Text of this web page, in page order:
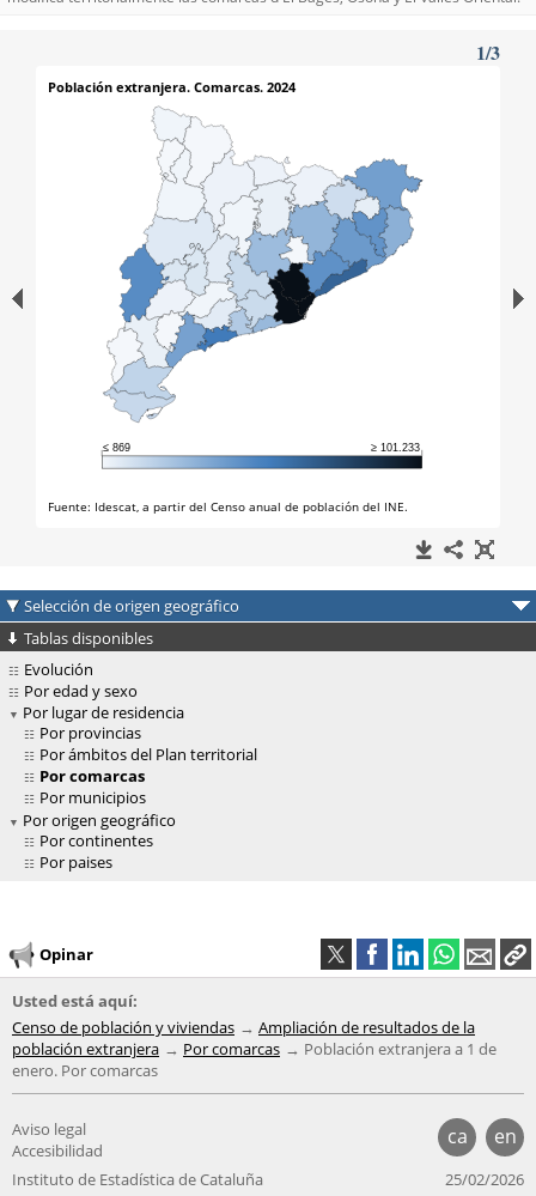
Selección de origen geográfico
Tablas disponibles
Evolución
Por edad y sexo
Por lugar de residencia
Por provincias
Por ámbitos del Plan territorial
Por comarcas
Por municipios
Por origen geográfico
Por continentes
Por paises
Opinar
Usted está aquí:
Censo de población y viviendas
Ampliación de resultados de la
población extranjera
Por comarcas
Población extranjera a 1 de
enero. Por comarcas
ca en
Aviso legal
Accesibilidad
Instituto de Estadística de Cataluña
25/02/2026